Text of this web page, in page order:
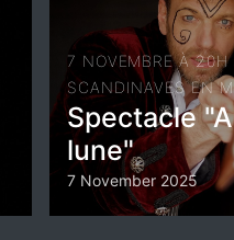
7 NOVEMBRE À 20H
SCANDINAVES EN
Spectacle
lune"
7 November 2025